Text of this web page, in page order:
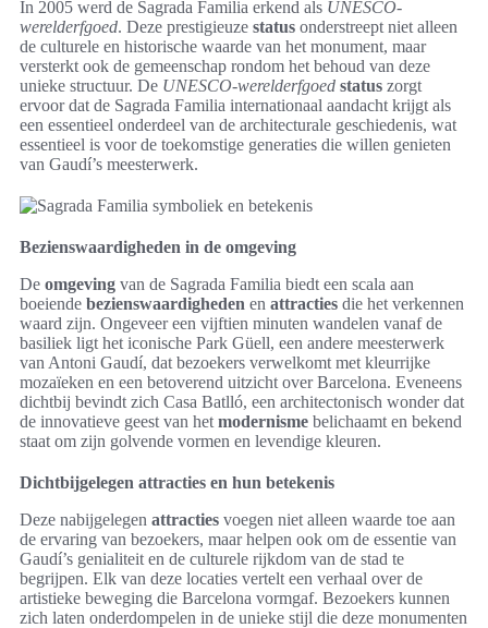
In 2005 werd de Sagrada Familia erkend als UNESCO-
werelderfgoed. Deze prestigieuze status onderstreept niet alleen
de culturele en historische waarde van het monument, maar
versterkt ook de gemeenschap rondom het behoud van deze
unieke structuur. De UNESCO-werelderfgoed status zorgt
ervoor dat de Sagrada Familia internationaal aandacht krijgt als
een essentieel onderdeel van de architecturale geschiedenis, wat
essentieel is voor de toekomstige generaties die willen genieten
van Gaudí’s meesterwerk.
Bezienswaardigheden in de omgeving
De omgeving van de Sagrada Familia biedt een scala aan
boeiende bezienswaardigheden en attracties die het verkennen
waard zijn. Ongeveer een vijftien minuten wandelen vanaf de
basiliek ligt het iconische Park Güell, een andere meesterwerk
van Antoni Gaudí, dat bezoekers verwelkomt met kleurrijke
mozaïeken en een betoverend uitzicht over Barcelona. Eveneens
dichtbij bevindt zich Casa Batlló, een architectonisch wonder dat
de innovatieve geest van het modernisme belichaamt en bekend
staat om zijn golvende vormen en levendige kleuren.
Dichtbijgelegen attracties en hun betekenis
Deze nabijgelegen attracties voegen niet alleen waarde toe aan
de ervaring van bezoekers, maar helpen ook om de essentie van
Gaudí’s genialiteit en de culturele rijkdom van de stad te
begrijpen. Elk van deze locaties vertelt een verhaal over de
artistieke beweging die Barcelona vormgaf. Bezoekers kunnen
zich laten onderdompelen in de unieke stijl die deze monumenten